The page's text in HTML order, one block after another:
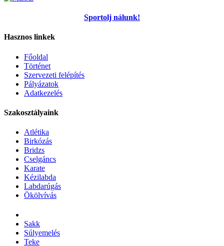
Sportolj nálunk!
Hasznos linkek
Főoldal
Történet
Szervezeti felépítés
Pályázatok
Adatkezelés
Szakosztályaink
Atlétika
Birkózás
Bridzs
Cselgáncs
Karate
Kézilabda
Labdarúgás
Ökölvívás
Sakk
Súlyemelés
Teke